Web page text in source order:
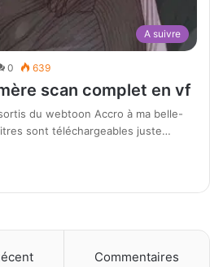
A suivre
0 639
scan complet en vf
du webtoon Accro à ma belle-
sont téléchargeables juste…
Commentaires